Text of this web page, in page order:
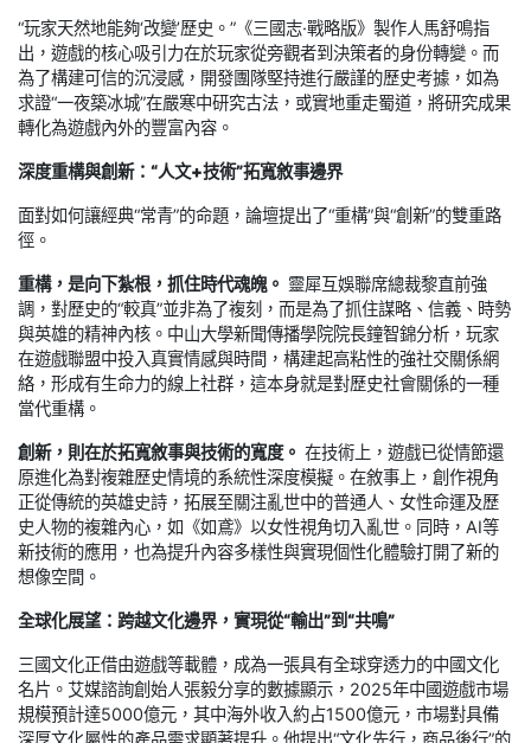
“玩家天然地能夠‘改變’歷史。”《三國志·戰略版》製作人馬舒鳴指
出，遊戲的核心吸引力在於玩家從旁觀者到決策者的身份轉變。而
為了構建可信的沉浸感，開發團隊堅持進行嚴謹的歷史考據，如為
求證“一夜築冰城”在嚴寒中研究古法，或實地重走蜀道，將研究成果
轉化為遊戲內外的豐富內容。
深度重構與創新：“人文+技術”拓寬敘事邊界
面對如何讓經典“常青”的命題，論壇提出了“重構”與“創新”的雙重路
徑。
重構，是向下紮根，抓住時代魂魄。 靈犀互娛聯席總裁黎直前強
調，對歷史的“較真”並非為了複刻，而是為了抓住謀略、信義、時勢
與英雄的精神內核。中山大學新聞傳播學院院長鐘智錦分析，玩家
在遊戲聯盟中投入真實情感與時間，構建起高粘性的強社交關係網
絡，形成有生命力的線上社群，這本身就是對歷史社會關係的一種
當代重構。
創新，則在於拓寬敘事與技術的寬度。 在技術上，遊戲已從情節還
原進化為對複雜歷史情境的系統性深度模擬。在敘事上，創作視角
正從傳統的英雄史詩，拓展至關注亂世中的普通人、女性命運及歷
史人物的複雜內心，如《如鳶》以女性視角切入亂世。同時，AI等
新技術的應用，也為提升內容多樣性與實現個性化體驗打開了新的
想像空間。
全球化展望：跨越文化邊界，實現從“輸出”到“共鳴”
三國文化正借由遊戲等載體，成為一張具有全球穿透力的中國文化
名片。艾媒諮詢創始人張毅分享的數據顯示，2025年中國遊戲市場
規模預計達5000億元，其中海外收入約占1500億元，市場對具備
深厚文化屬性的產品需求顯著提升。他提出“文化先行，商品後行”的